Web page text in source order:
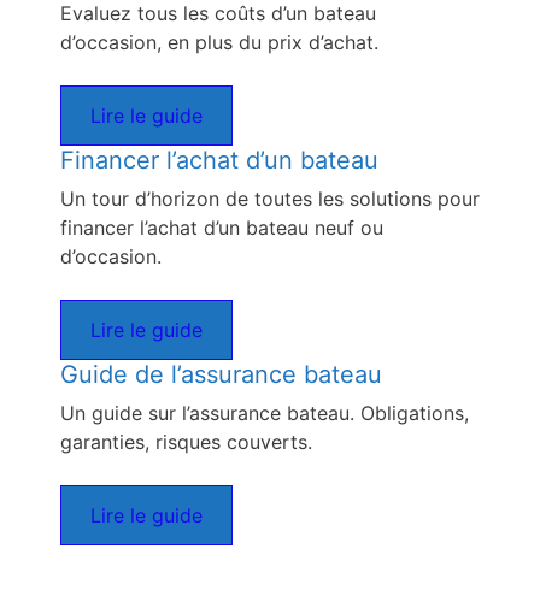
Evaluez tous les coûts d’un bateau
d’occasion, en plus du prix d’achat.
Lire le guide
Financer l’achat d’un bateau
Un tour d’horizon de toutes les solutions pour
financer l’achat d’un bateau neuf ou
d’occasion.
Lire le guide
Guide de l’assurance bateau
Un guide sur l’assurance bateau. Obligations,
garanties, risques couverts.
Lire le guide